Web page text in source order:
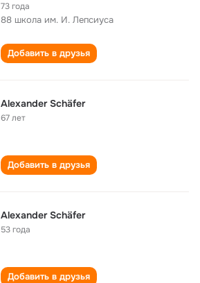
73 года
88 школа им. И. Лепсиуса
Добавить в друзья
Alexander Schäfer
67 лет
Добавить в друзья
Alexander Schäfer
53 года
Добавить в друзья